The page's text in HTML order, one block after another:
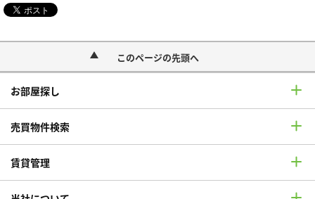
このページの先頭へ
お部屋探し
売買物件検索
賃貸管理